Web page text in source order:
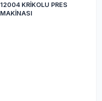
12004 KRİKOLU PRES
MAKİNASI